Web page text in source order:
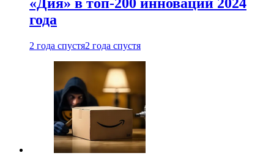
года
2 года спустя2 года спустя